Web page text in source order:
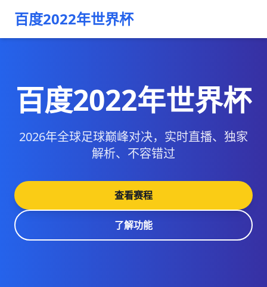
百度2022年世界杯
百度2022年世界杯
2026年全球足球巅峰对决，实时直播、独家
解析、不容错过
查看赛程
了解功能